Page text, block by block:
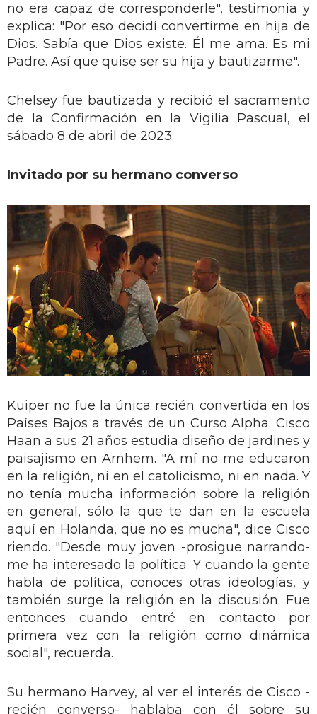
no era capaz de corresponderle", testimonia y
explica: "Por eso decidí convertirme en hija de
Dios. Sabía que Dios existe. Él me ama. Es mi
Padre. Así que quise ser su hija y bautizarme".
Chelsey fue bautizada y recibió el sacramento
de la Confirmación en la Vigilia Pascual, el
sábado 8 de abril de 2023.
Invitado por su hermano converso
Kuiper no fue la única recién convertida en los
Países Bajos a través de un Curso Alpha. Cisco
Haan a sus 21 años estudia diseño de jardines y
paisajismo en Arnhem. "A mí no me educaron
en la religión, ni en el catolicismo, ni en nada. Y
no tenía mucha información sobre la religión
en general, sólo la que te dan en la escuela
aquí en Holanda, que no es mucha", dice Cisco
riendo. "Desde muy joven -prosigue narrando-
me ha interesado la política. Y cuando la gente
habla de política, conoces otras ideologías, y
también surge la religión en la discusión. Fue
entonces cuando entré en contacto por
primera vez con la religión como dinámica
social", recuerda.
Su hermano Harvey, al ver el interés de Cisco -
recién converso- hablaba con él sobre su